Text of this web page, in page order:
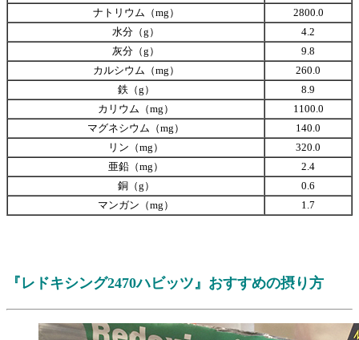
ナトリウム（mg）
2800.0
水分（g）
4.2
灰分（g）
9.8
カルシウム（mg）
260.0
鉄（g）
8.9
カリウム（mg）
1100.0
マグネシウム（mg）
140.0
リン（mg）
320.0
亜鉛（mg）
2.4
銅（g）
0.6
マンガン（mg）
1.7
『レドキシング2470ハビッツ』おすすめの摂り方